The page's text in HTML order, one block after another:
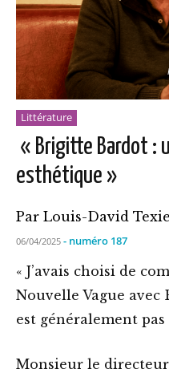
Littérature
« Brigitte Bardot :
esthétique »
Par Louis-David
06/04/2025 - numéro 187
« J’avais choisi de
Nouvelle Vague avec
est généralement pas
Monsieur le